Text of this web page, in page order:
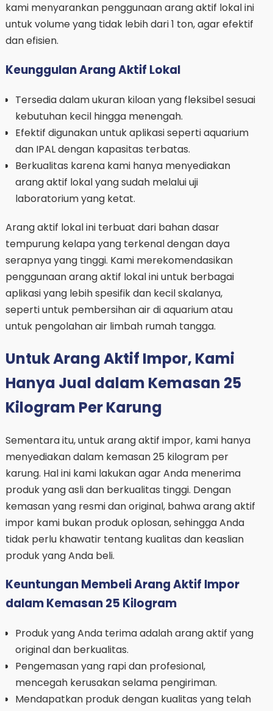
kami menyarankan penggunaan arang aktif lokal ini
untuk volume yang tidak lebih dari 1 ton, agar efektif
dan efisien.
Keunggulan Arang Aktif Lokal
Tersedia dalam ukuran kiloan yang fleksibel sesuai
kebutuhan kecil hingga menengah.
Efektif digunakan untuk aplikasi seperti aquarium
dan IPAL dengan kapasitas terbatas.
Berkualitas karena kami hanya menyediakan
arang aktif lokal yang sudah melalui uji
laboratorium yang ketat.
Arang aktif lokal ini terbuat dari bahan dasar
tempurung kelapa yang terkenal dengan daya
serapnya yang tinggi. Kami merekomendasikan
penggunaan arang aktif lokal ini untuk berbagai
aplikasi yang lebih spesifik dan kecil skalanya,
seperti untuk pembersihan air di aquarium atau
untuk pengolahan air limbah rumah tangga.
Untuk Arang Aktif Impor, Kami
Hanya Jual dalam Kemasan 25
Kilogram Per Karung
Sementara itu, untuk arang aktif impor, kami hanya
menyediakan dalam kemasan 25 kilogram per
karung. Hal ini kami lakukan agar Anda menerima
produk yang asli dan berkualitas tinggi. Dengan
kemasan yang resmi dan original, bahwa arang aktif
impor kami bukan produk oplosan, sehingga Anda
tidak perlu khawatir tentang kualitas dan keaslian
produk yang Anda beli.
Keuntungan Membeli Arang Aktif Impor
dalam Kemasan 25 Kilogram
Produk yang Anda terima adalah arang aktif yang
original dan berkualitas.
Pengemasan yang rapi dan profesional,
mencegah kerusakan selama pengiriman.
Mendapatkan produk dengan kualitas yang telah